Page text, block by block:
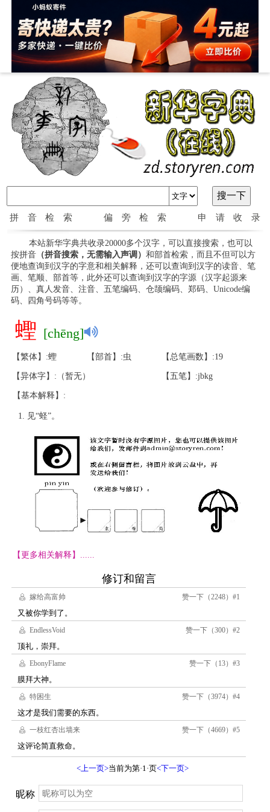
拼音检索 偏旁检索 申请收录
本站新华字典共收录20000多个汉字，可以直接搜索，也可以
按拼音（拼音搜索，无需输入声调） 和部首检索，而且不但可以方
便地查询到汉字的字意和相关解释，还可以查询到汉字的读音、笔
画、笔顺、部首等，此外还可以查询到汉字的字源（汉字起源来
历）、真人发音、注音、五笔编码、仓颉编码、郑码、Unicode编
码、四角号码等等。
蟶 [chēng]
【繁体】:蟶 【部首】:虫 【总笔画数】:19
【异体字】:（暂无） 【五笔】:jbkg
【基本解释】:
见“蛏”。
【更多相关解释】......